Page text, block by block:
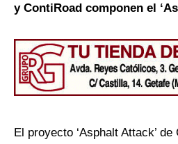
y ContiRoad componen el
El proyecto ‘Asphalt Attack’